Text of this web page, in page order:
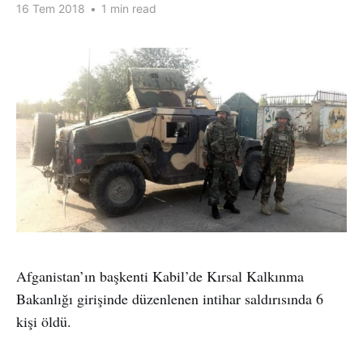
16 Tem 2018 • 1 min read
Afganistan’ın başkenti Kabil’de Kırsal Kalkınma
Bakanlığı girişinde düzenlenen intihar saldırısında 6
kişi öldü.